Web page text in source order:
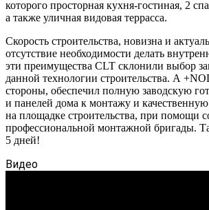
которого просторная кухня-гостиная, 2
а также уличная видовая террасса.
Скорость строительства, новизна и
отсутствие необходимости делать
эти преимущества CLT склонили выбор
данной технологии строительства. А
стороны, обеспечил полную заводскую
и панелей дома к монтажу и
на площадке строительства, при помощи
профессиональной монтажной бригады.
5 дней!
Видео